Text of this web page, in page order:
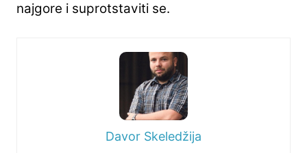
najgore i suprotstaviti se.
Davor Skeledžija